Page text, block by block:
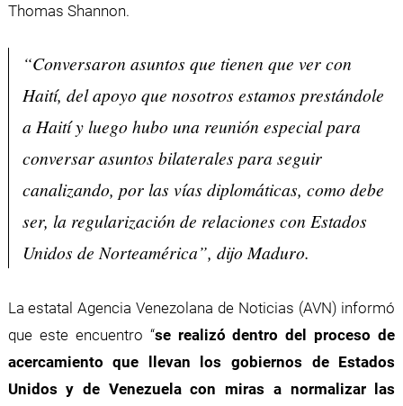
Thomas Shannon.
“Conversaron asuntos que tienen que ver con
Haití, del apoyo que nosotros estamos prestándole
a Haití y luego hubo una reunión especial para
conversar asuntos bilaterales para seguir
canalizando, por las vías diplomáticas, como debe
ser, la regularización de relaciones con Estados
Unidos de Norteamérica”, dijo Maduro.
La estatal Agencia Venezolana de Noticias (AVN) informó
que este encuentro “se realizó dentro del proceso de
acercamiento que llevan los gobiernos de Estados
Unidos y de Venezuela con miras a normalizar las